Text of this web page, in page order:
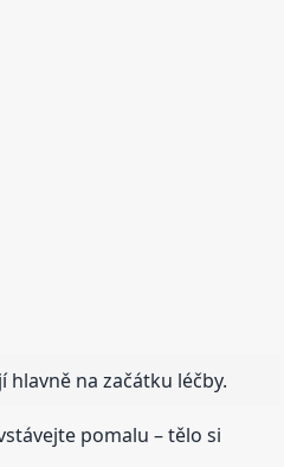
hlavně na začátku léčby.
pomalu – tělo si